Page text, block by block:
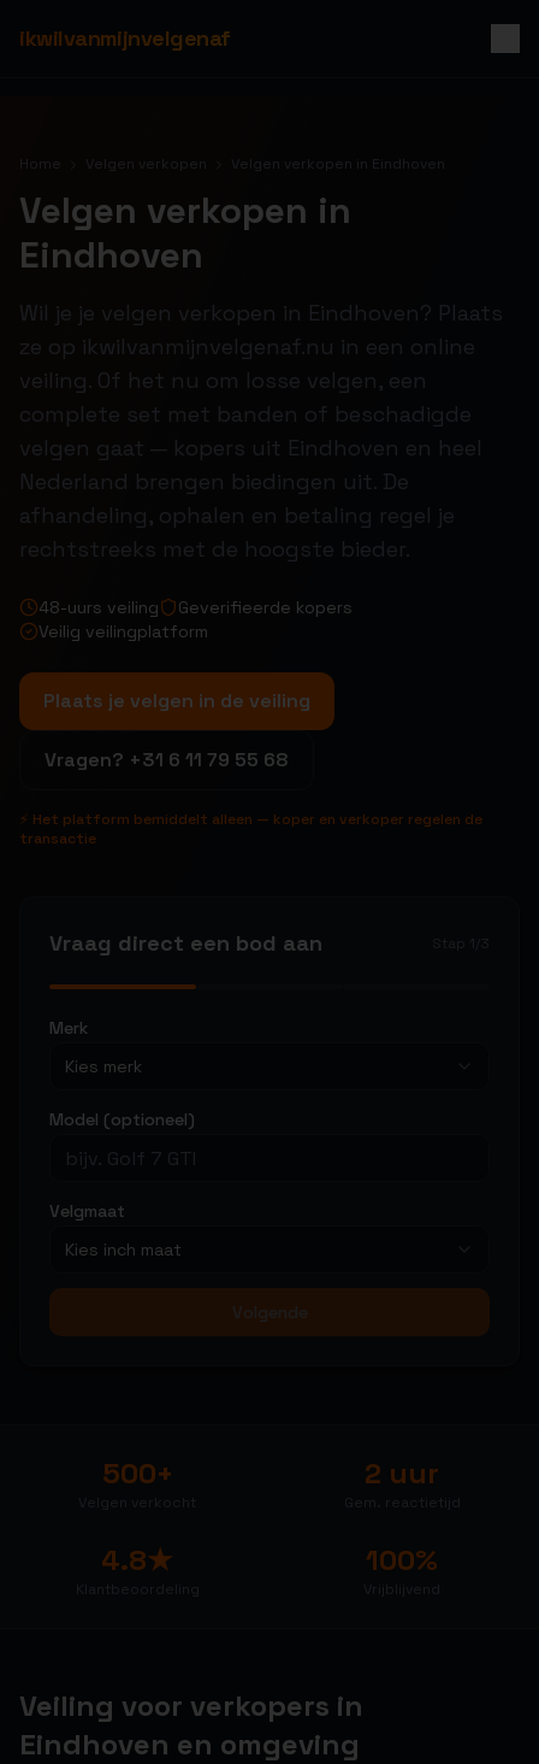
ikwilvanmijnvelgenaf
Home Velgen verkopen Velgen verkopen in Eindhoven
Velgen verkopen in
Eindhoven
Wil je je velgen verkopen in Eindhoven? Plaats
ze op ikwilvanmijnvelgenaf.nu in een online
veiling. Of het nu om losse velgen, een
complete set met banden of beschadigde
velgen gaat — kopers uit Eindhoven en heel
Nederland brengen biedingen uit. De
afhandeling, ophalen en betaling regel je
rechtstreeks met de hoogste bieder.
48-uurs veiling
Geverifieerde kopers
Veilig veilingplatform
Plaats je velgen in de veiling
Vragen? +31 6 11 79 55 68
⚡ Het platform bemiddelt alleen — koper en verkoper regelen de
transactie
Vraag direct een bod aan
Merk
Kies merk
Model (optioneel)
Velgmaat
Kies inch maat
Volgende
500+ 2 uur
4.8★ 100%
Veiling voor verkopers in
Eindhoven en omgeving